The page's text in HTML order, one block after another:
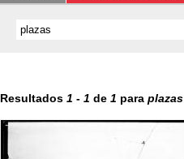
Resultados 1 - 1 de 1 para plazas